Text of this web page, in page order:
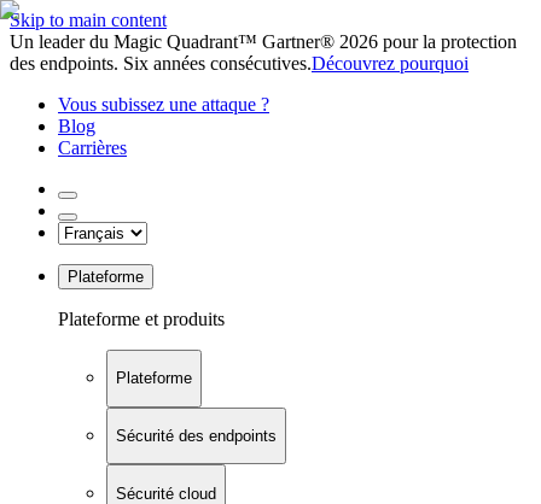
Skip to main content
Un leader du Magic Quadrant™ Gartner® 2026 pour la protection
des endpoints. Six années consécutives.Découvrez pourquoi
Vous subissez une attaque ?
Blog
Carrières
Plateforme
Plateforme et produits
Plateforme
Sécurité des endpoints
Sécurité cloud